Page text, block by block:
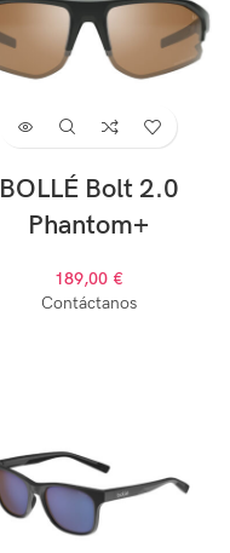
BOLLÉ Bolt 2.0
Phantom+
189,00 €
Contáctanos